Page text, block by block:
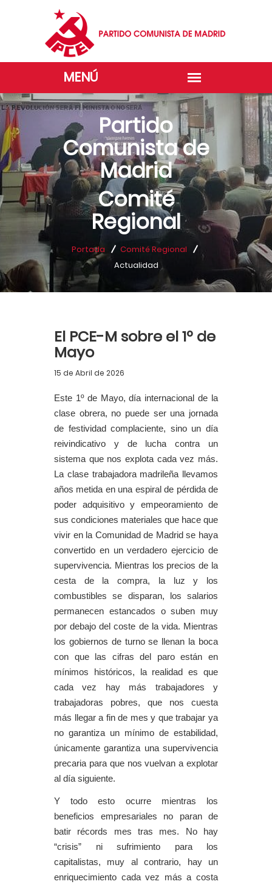
Partido
Comunista de
Madrid
Comité
Regional
Portada
Comité Regional
Actualidad
El PCE-M sobre el 1º de
Mayo
15 de Abril de 2026
Este 1º de Mayo, día internacional de la
clase obrera, no puede ser una jornada
de festividad complaciente, sino un día
reivindicativo y de lucha contra un
sistema que nos explota cada vez más.
La clase trabajadora madrileña llevamos
años metida en una espiral de pérdida de
poder adquisitivo y empeoramiento de
sus condiciones materiales que hace que
vivir en la Comunidad de Madrid se haya
convertido en un verdadero ejercicio de
supervivencia. Mientras los precios de la
cesta de la compra, la luz y los
combustibles se disparan, los salarios
permanecen estancados o suben muy
por debajodel coste de la vida. Mientras
los gobiernos de turno se llenan la boca
con que las cifras del paro están en
mínimos históricos, la realidad es que
cada vez hay más trabajadores y
trabajadoras pobres, que nos cuesta
más llegar a fin de mes y que trabajar ya
no garantiza un mínimo de estabilidad,
únicamente garantiza una supervivencia
precaria para que nos vuelvan a explotar
al día siguiente.
Y todo esto ocurre mientras los
beneficios empresariales no paran de
batir récords mes tras mes. No hay
“crisis” ni sufrimiento para los
capitalistas, muy al contrario, hay un
enriquecimiento cada vez más a costa